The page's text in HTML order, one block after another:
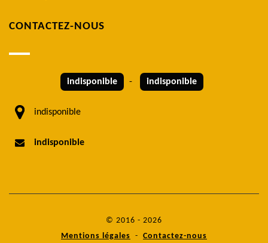
CONTACTEZ-NOUS
indisponible - indisponible
indisponible
indisponible
© 2016 - 2026
Mentions légales - Contactez-nous